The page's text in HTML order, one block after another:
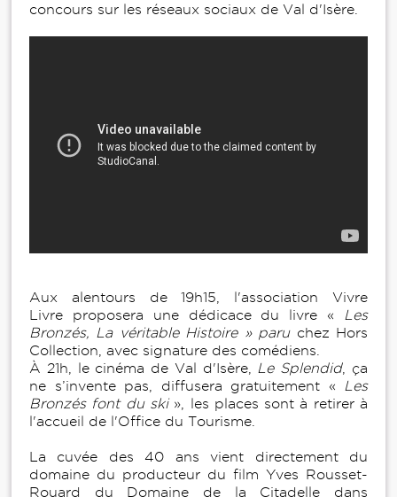
concours sur les réseaux sociaux de Val d'Isère.
Aux alentours de 19h15, l'association Vivre
Livre proposera une dédicace du livre «
Les
Bronzés, La véritable Histoire » paruchez Hors
Collection, avec signature des comédiens.
À 21h, le cinéma de Val d'Isère, Le Splendid, ça
ne s’invente pas, diffusera gratuitement «
Les
Bronzés font du ski », les places sont à retirer à
l'accueil de l'Office du Tourisme.
La cuvée des 40 ans vient directement du
domaine du producteur du film Yves Rousset-
Rouard du Domaine de la Citadelle dans